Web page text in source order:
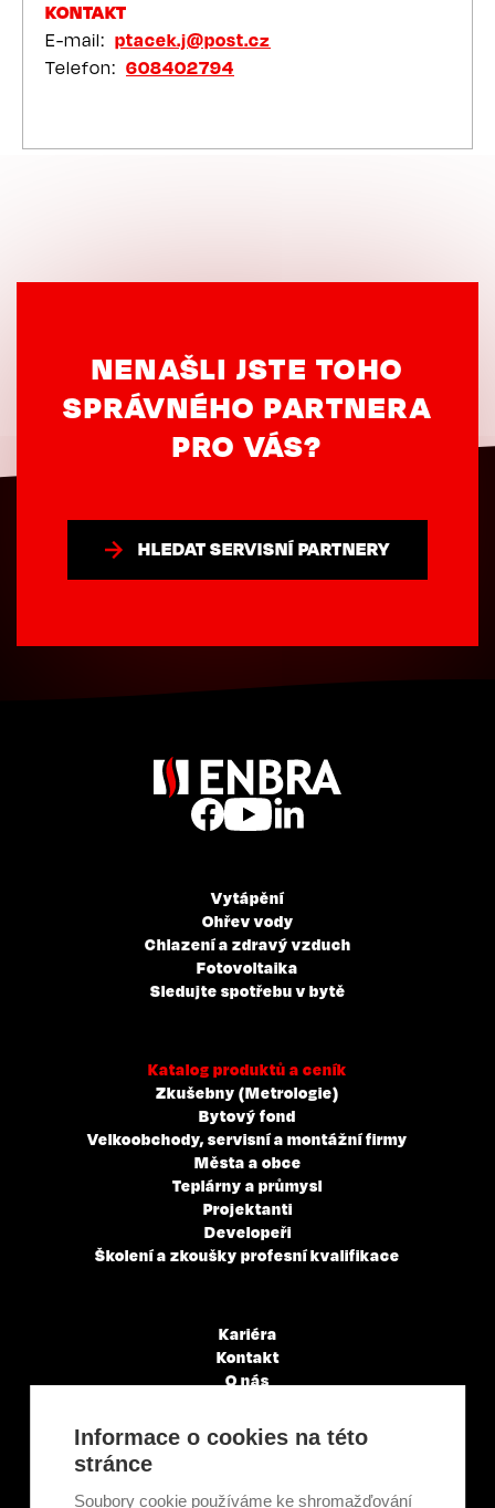
KONTAKT
E-mail
ptacek.j@post.cz
Telefon
608402794
NENAŠLI JSTE TOHO
SPRÁVNÉHO PARTNERA
PRO VÁS?
HLEDAT SERVISNÍ PARTNERY
Vytápění
Ohřev vody
Chlazení a zdravý vzduch
Fotovoltaika
Sledujte spotřebu v bytě
Katalog produktů a ceník
Zkušebny (Metrologie)
Bytový fond
Velkoobchody, servisní a montážní firmy
Města a obce
Teplárny a průmysl
Projektanti
Developeři
Školení a zkoušky profesní kvalifikace
Kariéra
Kontakt
O nás
Články a novinky
GDPR & Cookies
Ekologická recyklace
Informace o cookies na této
stránce
Soubory cookie používáme ke shromažďování